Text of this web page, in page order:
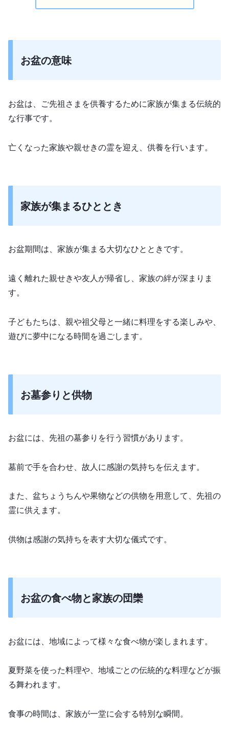
お盆の意味
お盆は、ご先祖さまを供養するために家族が集まる伝統的
な行事です。
亡くなった家族や親せきの霊を迎え、供養を行います。
家族が集まるひととき
お盆期間は、家族が集まる大切なひとときです。
遠く離れた親せきや友人が帰省し、家族の絆が深まりま
す。
子どもたちは、親や祖父母と一緒に料理をする楽しみや、
遊びに夢中になる時間を過ごします。
お墓参りと供物
お盆には、先祖の墓参りを行う習慣があります。
墓前で手を合わせ、故人に感謝の気持ちを伝えます。
また、盆ちょうちんや果物などの供物を用意して、先祖の
霊に供えます。
供物は感謝の気持ちを表す大切な儀式です。
お盆の食べ物と家族の団欒
お盆には、地域によって様々な食べ物が楽しまれます。
夏野菜を使った料理や、地域ごとの伝統的な料理などが振
る舞われます。
食事の時間は、家族が一堂に会する特別な瞬間。